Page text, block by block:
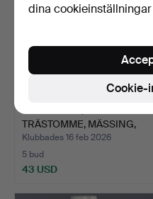
TRÄSTOMME, MÄSSING,
TVÅ LJUSARM…
Klubbades 16 feb 2026
5 bud
43 USD
dina
Cookie-